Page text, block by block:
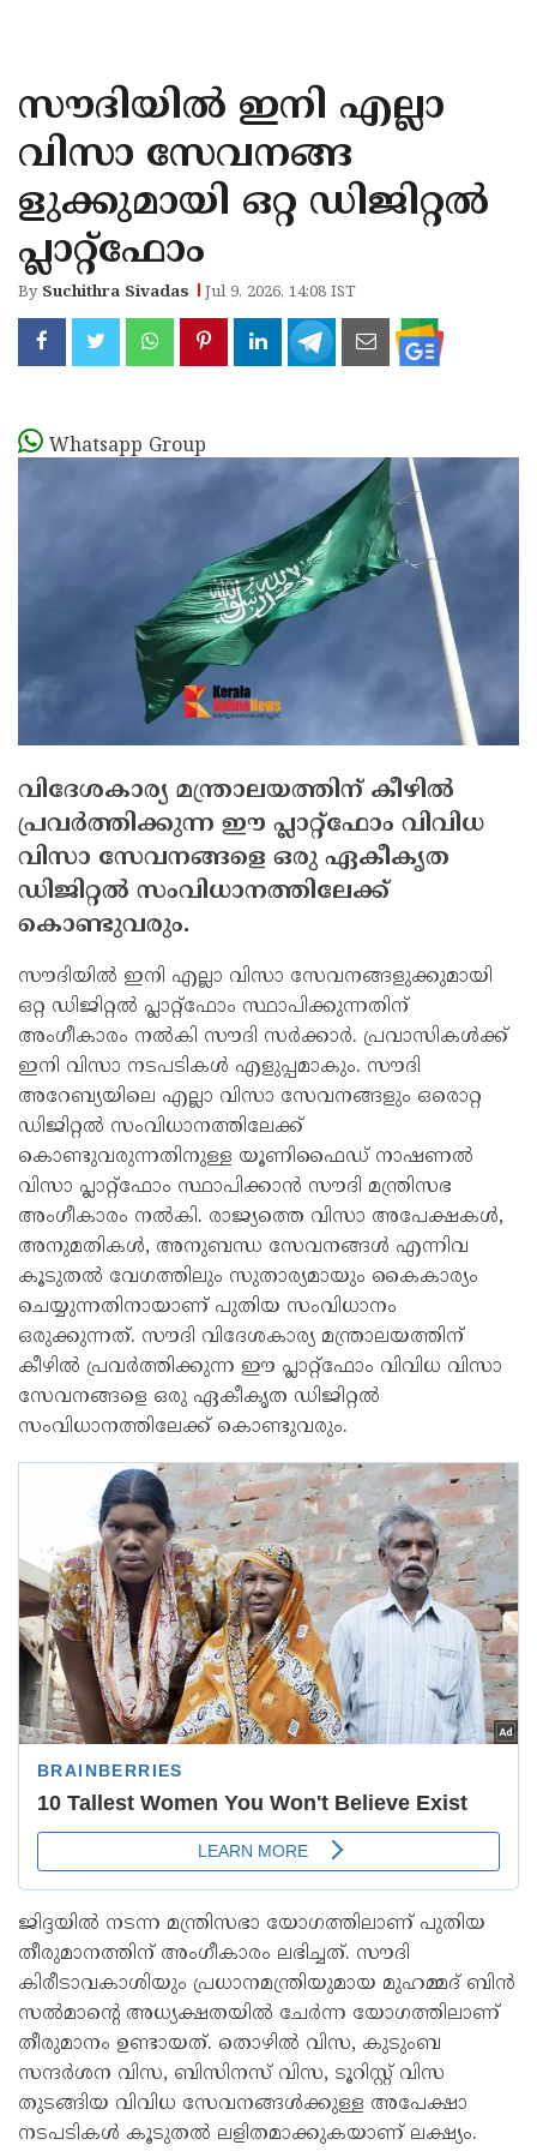
KANNUR
KASARAGOD
സൗദിയില്‍ ഇനി എല്ലാ
വിസാ സേവനങ്ങ
ളുക്കുമായി ഒറ്റ ഡിജിറ്റല്‍
പ്ലാറ്റ്ഫോം
By Suchithra Sivadas Jul 9, 2026, 14:08 IST
Whatsapp Group
വിദേശകാര്യ മന്ത്രാലയത്തിന് കീഴില്‍
പ്രവര്‍ത്തിക്കുന്ന ഈ പ്ലാറ്റ്ഫോം വിവിധ
വിസാ സേവനങ്ങളെ ഒരു ഏകീകൃത
ഡിജിറ്റല്‍ സംവിധാനത്തിലേക്ക്
കൊണ്ടുവരും.
സൗദിയില്‍ ഇനി എല്ലാ വിസാ സേവനങ്ങളുക്കുമായി
ഒറ്റ ഡിജിറ്റല്‍ പ്ലാറ്റ്ഫോം സ്ഥാപിക്കുന്നതിന്
അംഗീകാരം നല്‍കി സൗദി സര്‍ക്കാര്‍. പ്രവാസികള്‍ക്ക്
ഇനി വിസാ നടപടികള്‍ എളുപ്പമാകും. സൗദി
അറേബ്യയിലെ എല്ലാ വിസാ സേവനങ്ങളും ഒരൊറ്റ
ഡിജിറ്റല്‍ സംവിധാനത്തിലേക്ക്
കൊണ്ടുവരുന്നതിനുള്ള യൂണിഫൈഡ് നാഷണല്‍
വിസാ പ്ലാറ്റ്ഫോം സ്ഥാപിക്കാന്‍ സൗദി മന്ത്രിസഭ
അംഗീകാരം നല്‍കി. രാജ്യത്തെ വിസാ അപേക്ഷകള്‍,
അനുമതികള്‍, അനുബന്ധ സേവനങ്ങള്‍ എന്നിവ
കൂടുതല്‍ വേഗത്തിലും സുതാര്യമായും കൈകാര്യം
ചെയ്യുന്നതിനായാണ് പുതിയ സംവിധാനം
ഒരുക്കുന്നത്. സൗദി വിദേശകാര്യ മന്ത്രാലയത്തിന്
കീഴില്‍ പ്രവര്‍ത്തിക്കുന്ന ഈ പ്ലാറ്റ്ഫോം വിവിധ വിസാ
സേവനങ്ങളെ ഒരു ഏകീകൃത ഡിജിറ്റല്‍
സംവിധാനത്തിലേക്ക് കൊണ്ടുവരും.
ജിദ്ദയില്‍ നടന്ന മന്ത്രിസഭാ യോഗത്തിലാണ് പുതിയ
തീരുമാനത്തിന് അംഗീകാരം ലഭിച്ചത്. സൗദി
കിരീടാവകാശിയും പ്രധാനമന്ത്രിയുമായ മുഹമ്മദ് ബിന്‍
സല്‍മാന്റെ അധ്യക്ഷതയില്‍ ചേര്‍ന്ന യോഗത്തിലാണ്
തീരുമാനം ഉണ്ടായത്. തൊഴില്‍ വിസ, കുടുംബ
സന്ദര്‍ശന വിസ, ബിസിനസ് വിസ, ടൂറിസ്റ്റ് വിസ
തുടങ്ങിയ വിവിധ സേവനങ്ങള്‍ക്കുള്ള അപേക്ഷാ
നടപടികള്‍ കൂടുതല്‍ ലളിതമാക്കുകയാണ് ലക്ഷ്യം.